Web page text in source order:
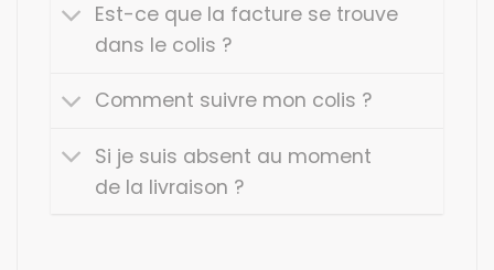
Est-ce que la facture se trouve
dans le colis ?
Comment suivre mon colis ?
Si je suis absent au moment
de la livraison ?